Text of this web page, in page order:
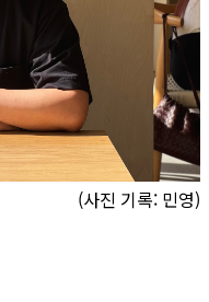
(사진 기록: 민영)